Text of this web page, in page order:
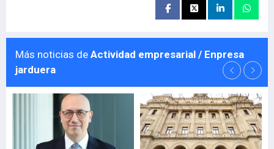
Más noticias de Actividad empresarial / Enpresa
jarduera